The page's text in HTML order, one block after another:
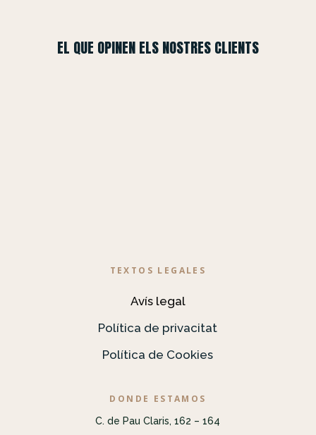
EL QUE OPINEN ELS NOSTRES CLIENTS
TEXTOS LEGALES
Avís legal
Política de privacitat
Política de Cookies
DONDE ESTAMOS
C. de Pau Claris, 162 – 164